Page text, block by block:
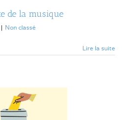
de la musique
| Non classé
Lire la suite